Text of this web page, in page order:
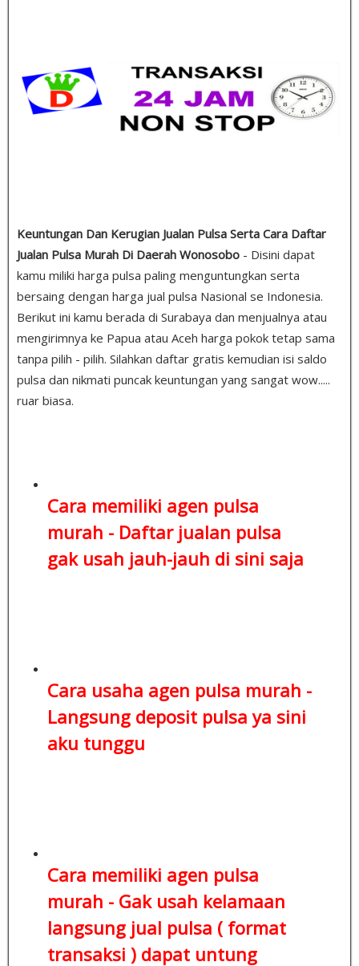
Keuntungan Dan Kerugian Jualan Pulsa Serta Cara Daftar
Jualan Pulsa Murah Di Daerah Wonosobo - Disini dapat
kamu miliki harga pulsa paling menguntungkan serta
bersaing dengan harga jual pulsa Nasional se Indonesia.
Berikut ini kamu berada di Surabaya dan menjualnya atau
mengirimnya ke Papua atau Aceh harga pokok tetap sama
tanpa pilih - pilih. Silahkan daftar gratis kemudian isi saldo
pulsa dan nikmati puncak keuntungan yang sangat wow.....
ruar biasa.
Cara memiliki agen pulsa
murah - Daftar jualan pulsa
gak usah jauh-jauh di sini saja
Cara usaha agen pulsa murah -
Langsung deposit pulsa ya sini
aku tunggu
Cara memiliki agen pulsa
murah - Gak usah kelamaan
langsung jual pulsa ( format
transaksi )dapat untung